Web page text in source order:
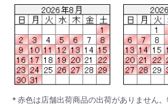
* 赤色は店舗出荷商品の出荷がありません